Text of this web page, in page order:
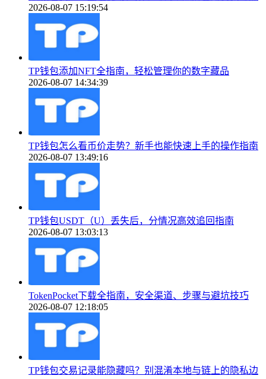
2026-08-07 15:19:54
TP钱包添加NFT全指南，轻松管理你的数字藏品
2026-08-07 14:34:39
TP钱包怎么看币价走势？新手也能快速上手的操作指南
2026-08-07 13:49:16
TP钱包USDT（U）丢失后，分情况高效追回指南
2026-08-07 13:03:13
TokenPocket下载全指南，安全渠道、步骤与避坑技巧
2026-08-07 12:18:05
TP钱包交易记录能隐藏吗？别混淆本地与链上的隐私边